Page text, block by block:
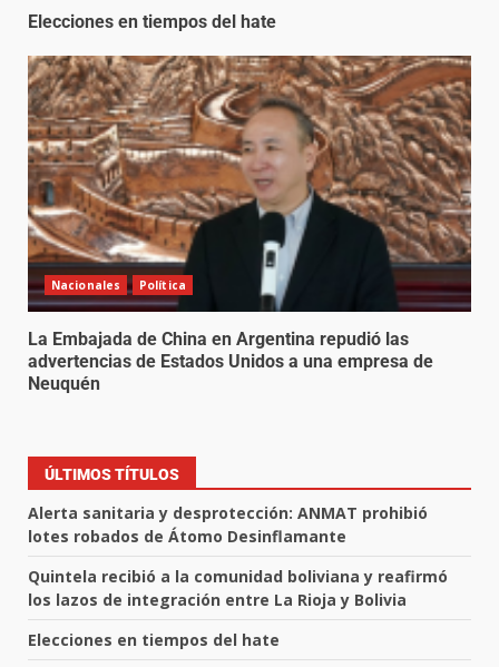
Elecciones en tiempos del hate
Nacionales Política
La Embajada de China en Argentina repudió las
advertencias de Estados Unidos a una empresa de
Neuquén
ÚLTIMOS TÍTULOS
Alerta sanitaria y desprotección: ANMAT prohibió
lotes robados de Átomo Desinflamante
Quintela recibió a la comunidad boliviana y reafirmó
los lazos de integración entre La Rioja y Bolivia
Elecciones en tiempos del hate